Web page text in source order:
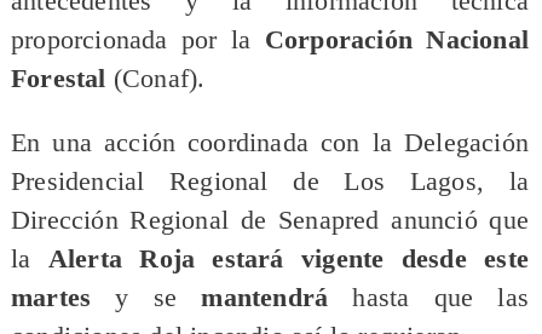
proporcionada por la Corporación Nacional
Forestal (Conaf).
​En una acción coordinada con la Delegación
Presidencial Regional de Los Lagos, la
Dirección Regional de Senapred anunció que
la Alerta Roja estará vigente desde este
martes y se mantendráhasta que las